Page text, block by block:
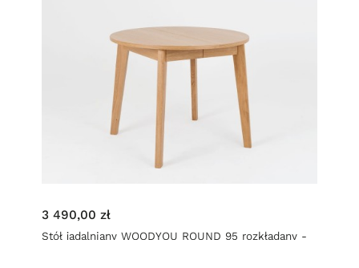
3 490,00 zł
Stół jadalniany WOODYOU ROUND 95 rozkładany -